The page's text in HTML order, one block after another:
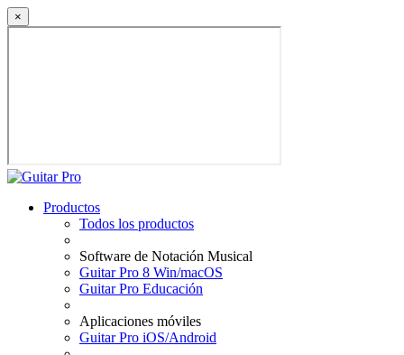
×
Productos
Todos los productos
Software de Notación Musical
Guitar Pro 8 Win/macOS
Guitar Pro Educación
Aplicaciones móviles
Guitar Pro iOS/Android